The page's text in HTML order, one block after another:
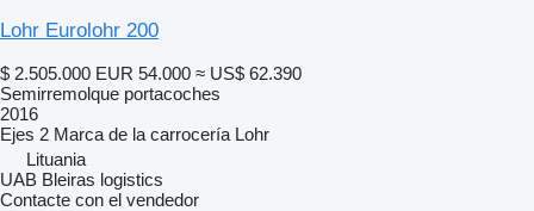
Lohr Eurolohr 200
$ 2.505.000 EUR 54.000 ≈ US$ 62.390
Semirremolque portacoches
2016
Ejes 2 Marca de la carrocería Lohr
Lituania
UAB Bleiras logistics
Contacte con el vendedor